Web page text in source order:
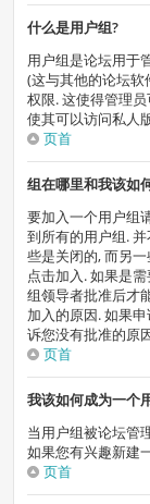
什么是用户组?
用户组是论坛用于
(这与其他的论坛软
权限. 这使得管理
使其可以访问私人
页首
组在哪里和我该如
要加入一个用户组
到所有的用户组.
些是关闭的, 而另
点击加入. 如果是
组领导者批准后才
加入的原因. 如果
诉您没有批准的原
页首
我该如何成为一个
当用户组被论坛管
如果您有兴趣新建
页首